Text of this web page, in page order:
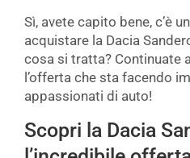
Sì, avete capito bene, c’è
acquistare la Dacia
cosa si tratta? Continuate
l’offerta che sta facendo
appassionati di auto!
Scopri la Dacia